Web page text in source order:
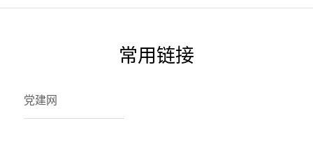
常用链接
党建网